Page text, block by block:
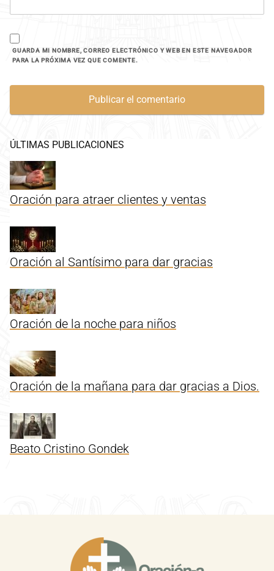
GUARDA MI NOMBRE, CORREO ELECTRÓNICO Y WEB EN ESTE NAVEGADOR
PARA LA PRÓXIMA VEZ QUE COMENTE.
ÚLTIMAS PUBLICACIONES
Oración para atraer clientes y ventas
Oración al Santísimo para dar gracias
Oración de la noche para niños
Oración de la mañana para dar gracias a Dios.
Beato Cristino Gondek